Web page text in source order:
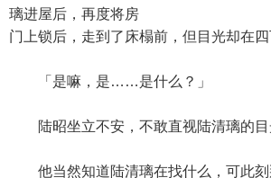
璃进屋后，再度将房
门上锁后，走到了床榻前，但目光却在四
「是嘛，是……是什么？」
陆昭坐立不安，不敢直视陆清璃的目
他当然知道陆清璃在找什么，可此刻